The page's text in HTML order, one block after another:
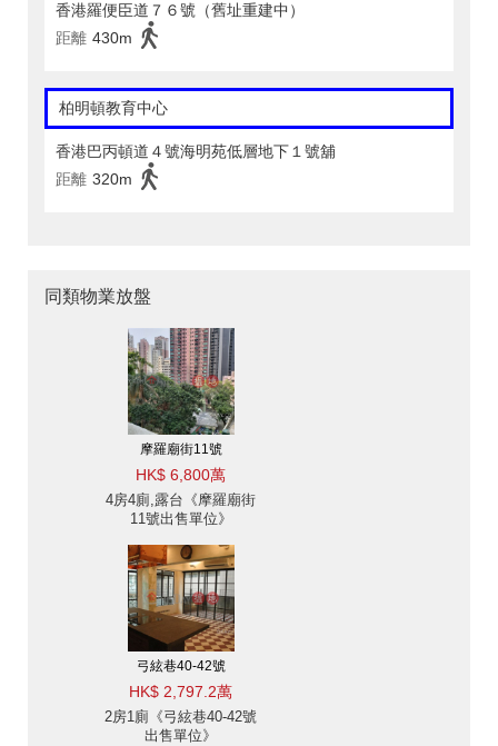
香港羅便臣道７６號（舊址重建中）
距離 430m
柏明頓教育中心
香港巴丙頓道４號海明苑低層地下１號舖
距離 320m
同類物業放盤
摩羅廟街11號
HK$ 6,800萬
4房4廁,露台《摩羅廟街
11號出售單位》
弓絃巷40-42號
HK$ 2,797.2萬
2房1廁《弓絃巷40-42號
出售單位》